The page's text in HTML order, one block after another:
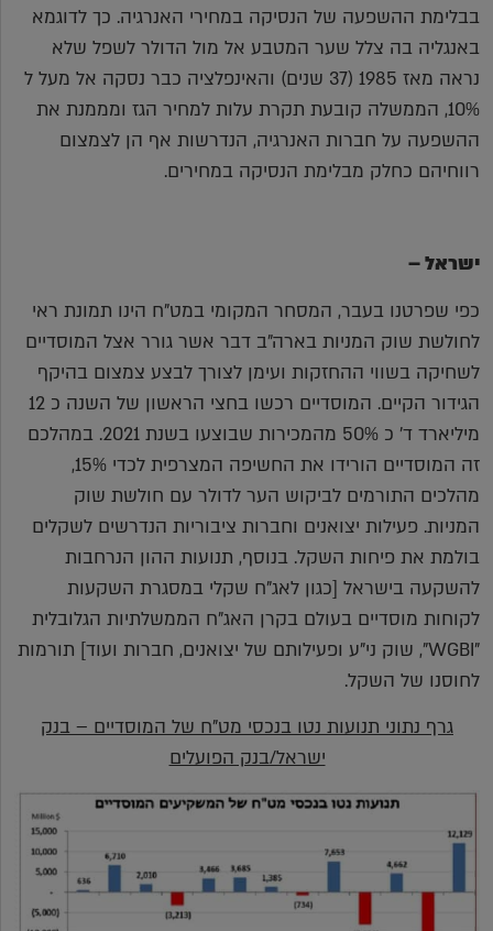
בבלימת ההשפעה של הנסיקה במחירי האנרגיה. כך לדוגמא
באנגליה בה צלל שער המטבע אל מול הדולר לשפל שלא
נראה מאז 1985 (37 שנים) והאינפלציה כבר נסקה אל מעל ל
10%, הממשלה קובעת תקרת עלות למחיר הגז ומממנת את
ההשפעה על חברות האנרגיה, הנדרשות אף הן לצמצום
רווחיהם כחלק מבלימת הנסיקה במחירים.
ישראל –
כפי שפרטנו בעבר, המסחר המקומי במט"ח הינו תמונת ראי
לחולשת שוק המניות בארה"ב דבר אשר גורר אצל המוסדיים
לשחיקה בשווי ההחזקות ועימן לצורך לבצע צמצום בהיקף
הגידור הקיים. המוסדיים רכשו בחצי הראשון של השנה כ 12
מיליארד ד' כ 50% מהמכירות שבוצעו בשנת 2021. במהלכם
זה המוסדיים הורידו את החשיפה המצרפית לכדי 15%,
מהלכים התורמים לביקוש הער לדולר עם חולשת שוק
המניות. פעילות יצואנים וחברות ציבוריות הנדרשים לשקלים
בולמת את פיחות השקל. בנוסף, תנועות ההון הנרחבות
להשקעה בישראל [כגון לאג"ח שקלי במסגרת השקעות
לקוחות מוסדיים בעולם בקרן האג"ח הממשלתיות הגלובלית
"WGBI", שוק ני"ע ופעילותם של יצואנים, חברות ועוד] תורמות
לחוסנו של השקל.
גרף נתוני תנועות נטו בנכסי מט"ח של המוסדיים – בנק
ישראל/בנק הפועלים